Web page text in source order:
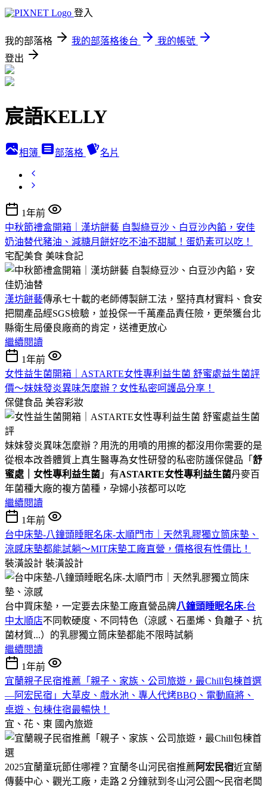
登入
我的部落格 我的部落格後台
我的帳號
登出
宸語KELLY
相簿 部落格 名片
1年前
中秋節禮盒開箱｜漢坊餅藝 自製綠豆沙、白豆沙內餡，安佳
奶油替代豬油、減糖月餅好吃不油不甜膩！蛋奶素可以吃！
宅配美食 美味食記
漢坊餅藝傳承七十載的老師傅製餅工法，堅持真材實料、食安
把關產品經SGS檢驗，並投保一千萬產品責任險，更榮獲台北
縣衛生局優良廠商的肯定，送禮更放心
繼續閱讀
1年前
女性益生菌開箱｜ASTARTE女性專利益生菌 舒蜜處益生菌評
價～妹妹發炎異味怎麼辦？女性私密呵護品分享！
保健食品 美容彩妝
妹妹發炎異味怎麼辦？用洗的用噴的用擦的都沒用你需要的是
從根本改善體質上真生醫專為女性研發的私密防護保健品「 舒
蜜處｜女性專利益生菌 」有ASTARTE女性專利益生菌丹麥百
年菌種大廠的複方菌種，孕婦小孩都可以吃
繼續閱讀
1年前
台中床墊-八鐘頭睡眠名床-太順門市｜天然乳膠獨立筒床墊、
涼感床墊都能試躺～MIT床墊工廠直營，價格很有性價比！
裝潢設計 裝潢設計
台中買床墊，一定要去床墊工廠直營品牌八鐘頭睡眠名床-台
中太順店不同軟硬度、不同特色（涼感、石墨烯、負離子、抗
菌材質...）的乳膠獨立筒床墊都能不限時試躺
繼續閱讀
1年前
宜蘭親子民宿推薦「親子、家族、公司旅遊，最Chill包棟首選
—阿宏民宿」大草皮、戲水池、專人代烤BBQ、電動麻將、
桌遊、包棟住宿最暢快！
宜、花、東 國內旅遊
2025宜蘭童玩節住哪裡？宜蘭冬山河民宿推薦 阿宏民宿近宜蘭
傳藝中心、觀光工廠，走路２分鐘就到冬山河公園～民宿老闆